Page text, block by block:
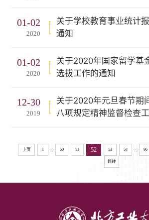
01-02
2020
关于学校教育事业统计
通知
01-02
2020
关于2020年国家留学基
选拔工作的通知
12-30
2019
关于2020年元旦春节期
八项规定精神监督检查
上页 1 ... 50 51 52 53 54 ... 96
跳转